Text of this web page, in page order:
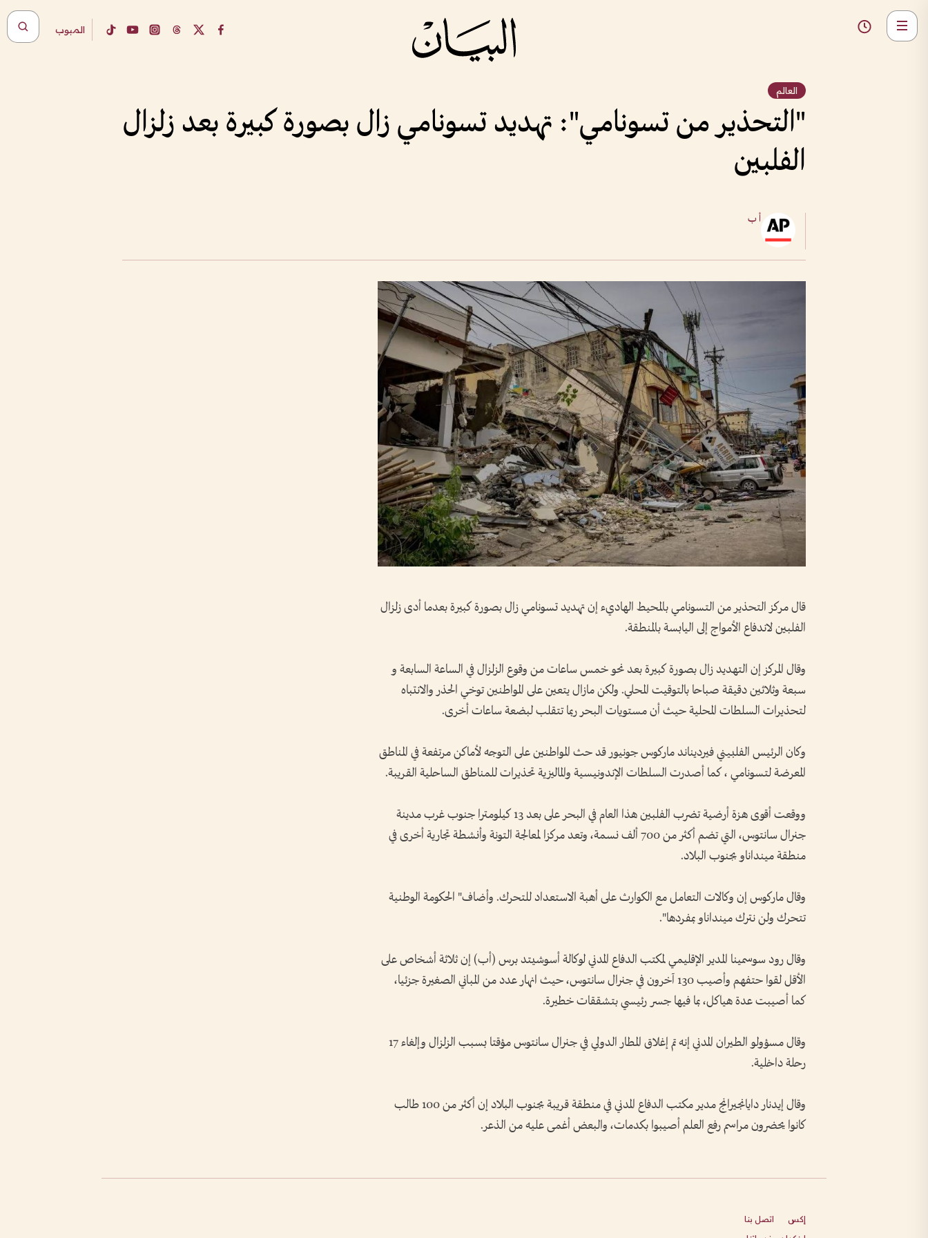
المبوب
العالم
"التحذير من تسونامي": تهديد تسونامي زال بصورة كبيرة بعد زلزال
الفلبين
أ ب
قال مركز التحذير من التسونامي بالمحيط الهاديء إن تهديد تسونامي زال بصورة كبيرة بعدما أدى زلزال
الفلبين لاندفاع الأمواج إلى اليابسة بالمنطقة.
وقال المركز إن التهديد زال بصورة كبيرة بعد نحو خمس ساعات من وقوع الزلزال في الساعة السابعة و
سبعة وثلاثين دقيقة صباحا بالتوقيت المحلي. ولكن مازال يتعين على المواطنين توخي الحذر والانتباه
لتحذيرات السلطات المحلية حيث أن مستويات البحر ربما تتقلب لبضعة ساعات أخرى.
وكان الرئيس الفلبيني فيرديناند ماركوس جونيور قد حث المواطنين على التوجه لأماكن مرتفعة في المناطق
المعرضة لتسونامي ، كما أصدرت السلطات الإندونيسية والماليزية تحذيرات للمناطق الساحلية القريبة.
ووقعت أقوى هزة أرضية تضرب الفلبين هذا العام في البحر على بعد 13 كيلومترا جنوب غرب مدينة
جنرال سانتوس، التي تضم أكثر من 700 ألف نسمة، وتعد مركزا لمعالجة التونة وأنشطة تجارية أخرى في
منطقة مينداناو بجنوب البلاد.
وقال ماركوس إن وكالات التعامل مع الكوارث على أهبة الاستعداد للتحرك. وأضاف" الحكومة الوطنية
تتحرك ولن نترك مينداناو بمفردها".
وقال رود سوسمينا المدير الإقليمي لمكتب الدفاع المدني لوكالة أسوشيتد برس (أب) إن ثلاثة أشخاص على
الأقل لقوا حتفهم وأصيب 130 آخرون في جنرال سانتوس، حيث انهار عدد من المباني الصغيرة جزئيا،
كما أصيبت عدة هياكل، بما فيها جسر رئيسي بتشققات خطيرة.
وقال مسؤولو الطيران المدني إنه تم إغلاق المطار الدولي في جنرال سانتوس مؤقتا بسبب الزلزال وإلغاء 17
رحلة داخلية.
وقال إيدنار دايانجيرانج مدير مكتب الدفاع المدني في منطقة قريبة بجنوب البلاد إن أكثر من 100 طالب
كانوا يحضرون مراسم رفع العلم أصيبوا بكدمات، والبعض أغمى عليه من الذعر.
إكس
اتصل بنا